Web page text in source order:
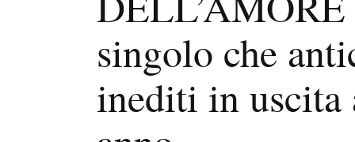
singolo che
inediti in uscita